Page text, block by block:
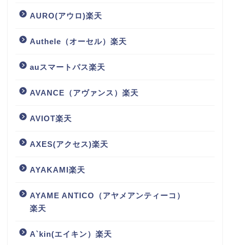
AURO(アウロ)楽天
Authele（オーセル）楽天
auスマートパス楽天
AVANCE（アヴァンス）楽天
AVIOT楽天
AXES(アクセス)楽天
AYAKAMI楽天
AYAME ANTICO（アヤメアンティーコ）
楽天
A`kin(エイキン）楽天